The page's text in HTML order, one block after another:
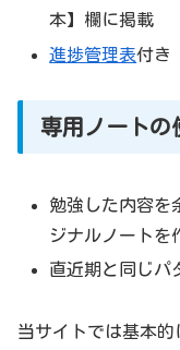
本】欄に掲載
進捗管理表付き
専用ノートの
勉強した内容を
ジナルノートを
直近期と同じパ
当サイトでは基本